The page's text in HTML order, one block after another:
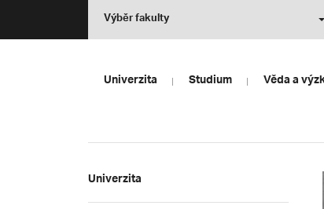
Výběr fakulty
Univerzita Studium Věda a
Univerzita